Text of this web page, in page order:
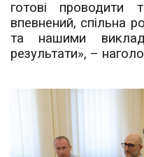
готові проводити
впевнений, спільна
та нашими
результати», –